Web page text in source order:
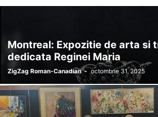
Montreal: Expozitie de arta si
dedicata Reginei Maria
ZigZag Roman-Canadian - octombrie 31, 2025